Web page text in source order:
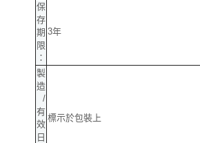
保
存
期
限
：
3年
製
造
/
有
效
日
標示於包裝上